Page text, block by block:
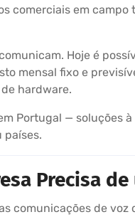
comerciais em
Hoje é
mensal fixo e
hardware.
Portugal — soluções
países.
Precisa
comunicações de